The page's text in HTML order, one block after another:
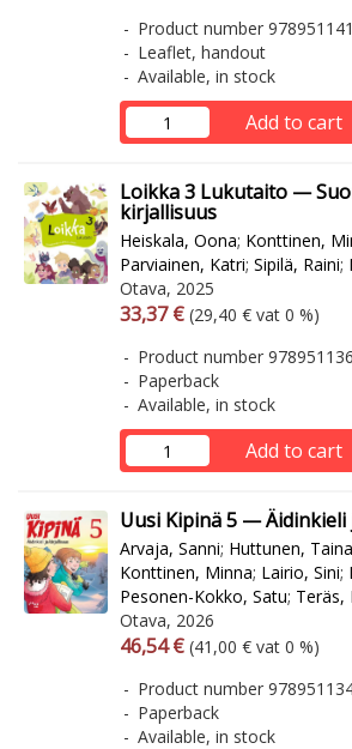
Product number
Leaflet, handout
Available, in stock
Add to cart
Loikka 3 Lukutaito —
kirjallisuus
Heiskala, Oona; Konttinen,
Parviainen, Katri; Sipilä, Raini;
Otava, 2025
Arvonlisäverollinen hinta
33,37 € Excl. vat
(29,40 € vat 0 %)
Product number
Paperback
Available, in stock
Add to cart
Uusi Kipinä 5 —
Arvaja, Sanni; Huttunen, Taina
Konttinen, Minna; Lairio, Sini;
Pesonen-Kokko, Satu; Teräs,
Otava, 2026
Arvonlisäverollinen hinta
46,54 € Excl. vat
(41,00 € vat 0 %)
Product number
Paperback
Available, in stock